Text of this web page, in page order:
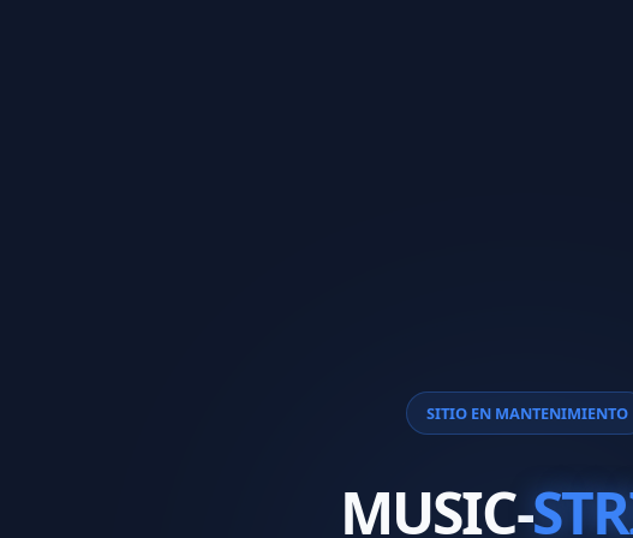
SITIO EN MANTENIMIENTO
MUSIC-